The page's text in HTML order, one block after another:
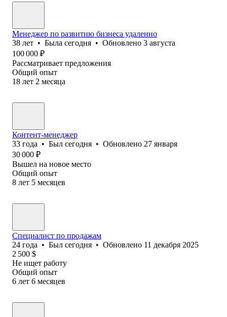
Менеджер по развитию бизнеса удаленно
38 лет • Была сегодня • Обновлено 3 августа
100 000 ₽
Рассматривает предложения
Общий опыт
18 лет 2 месяца
Контент-менеджер
33 года • Был сегодня • Обновлено 27 января
30 000 ₽
Вышел на новое место
Общий опыт
8 лет 5 месяцев
Специалист по продажам
24 года • Был сегодня • Обновлено 11 декабря 2025
2 500 $
Не ищет работу
Общий опыт
6 лет 6 месяцев